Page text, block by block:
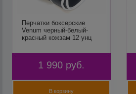
Перчатки боксерские
Venum черный-белый-
красный кожзам 12 унц
1 990 руб.
В корзину